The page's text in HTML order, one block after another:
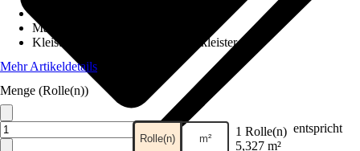
Maße (BxH)
Kleisterempfehlung
Vliestapetenkleister
Mehr Artikeldetails
Menge (Rolle(n))
Rolle(n) m² 1 Rolle(n) entspricht
5,327 m²